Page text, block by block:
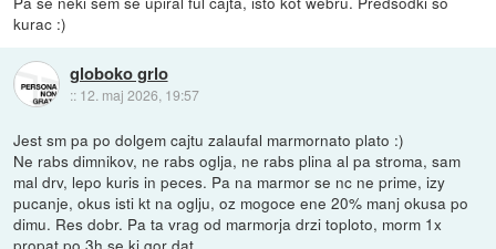
kurac :)
globoko grlo
:: 12. maj 2026, 19:57
Jest sm pa po dolgem cajtu zalaufal marmornato plato :)
Ne rabs dimnikov, ne rabs oglja, ne rabs plina al pa stroma, sam
mal drv, lepo kuris in peces. Pa na marmor se nc ne prime, izy
pucanje, okus isti kt na oglju, oz mogoce ene 20% manj okusa po
dimu. Res dobr. Pa ta vrag od marmorja drzi toploto, morm 1x
propat po 3h se kj gor dat.